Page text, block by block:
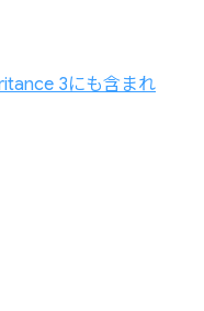
3にも含まれ